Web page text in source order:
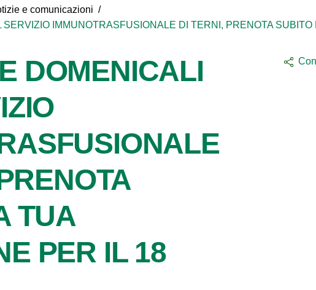
e comunicazioni /
IMMUNOTRASFUSIONALE DI TERNI, PRENOTA
DOMENICALI
TUA
PER IL 18